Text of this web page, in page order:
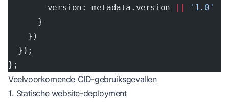
        version: metadata.version
||
'1.0'
      }
    })
  });
};
Veelvoorkomende CID-gebruiksgevallen
1. Statische website-deployment